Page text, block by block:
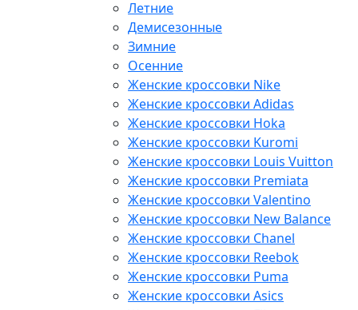
Летние
Демисезонные
Зимние
Осенние
Женские кроссовки Nike
Женские кроссовки Adidas
Женские кроссовки Hoka
Женские кроссовки Kuromi
Женские кроссовки Louis Vuitton
Женские кроссовки Premiata
Женские кроссовки Valentino
Женские кроссовки New Balance
Женские кроссовки Chanel
Женские кроссовки Reebok
Женские кроссовки Puma
Женские кроссовки Asics